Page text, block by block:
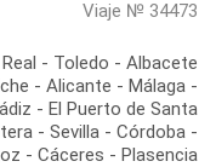
Viaje № 34473
- Toledo - Albacete
- Alicante - Málaga -
- El Puerto de Santa
- Sevilla - Córdoba -
- Cáceres - Plasencia